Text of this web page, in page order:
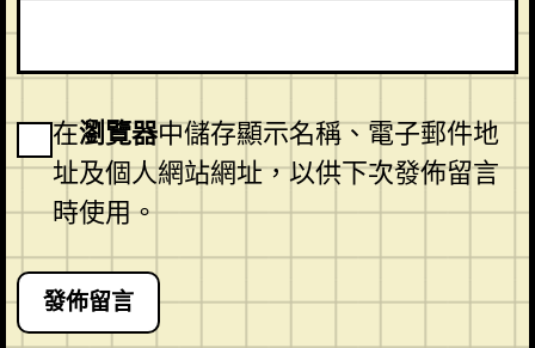
在瀏覽器中儲存顯示名稱、電子郵件地
址及個人網站網址，以供下次發佈留言
時使用。